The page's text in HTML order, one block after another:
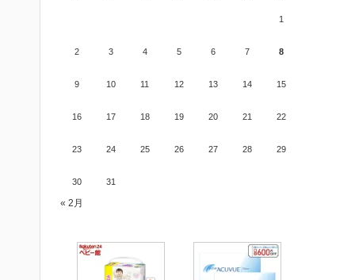
1
2 3 4 5 6 7 8
9 10 11 12 13 14 15
16 17 18 19 20 21 22
23 24 25 26 27 28 29
30 31
« 2月